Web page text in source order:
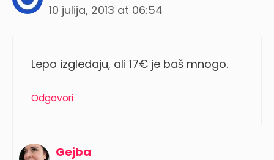
10 julija, 2013 at 06:54
Lepo izgledaju, ali 17€ je baš mnogo.
Odgovori
Gejba